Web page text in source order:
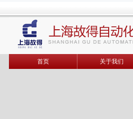
首页 关于我们